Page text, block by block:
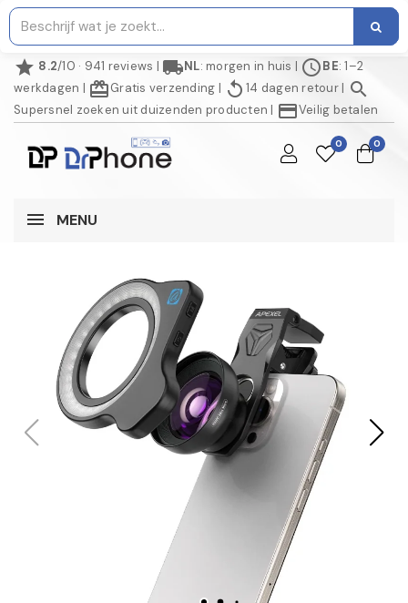
star 8.2/10 · 941 reviews | local_shippingNL: morgen in huis | scheduleBE: 1–2
werkdagen | redeemGratis verzending | replay 14 dagen retour| search
Supersnel zoeken uit duizenden producten | credit_cardVeilig betalen
0 0
MENU